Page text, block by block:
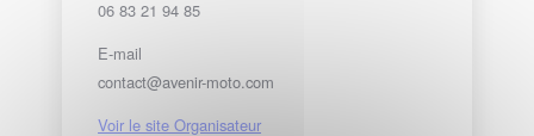
06 83 21 94 85
E-mail
contact@avenir-moto.com
Voir le site Organisateur